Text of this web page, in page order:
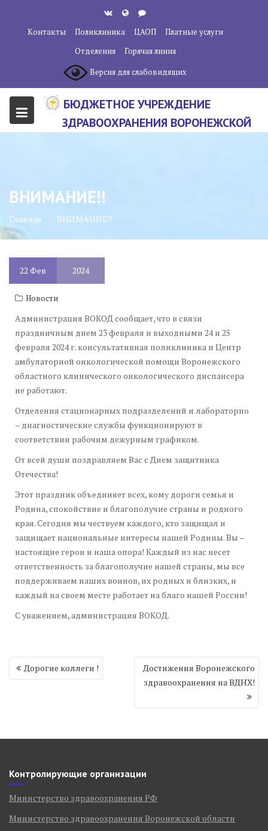
содержанию
Контакты Поликлиника ЦАОП
Платные услуги
Отделения
Горячая линия
Версия для слабовидящих
БЮДЖЕТНОЕ УЧРЕЖДЕНИЕ
ЗДРАВООХРАНЕНИЯ ВОРОНЕЖСКОЙ
ЦЕНТР"
ВНИМАНИЕ!!
Главная ВНИМАНИЕ!!
22 Фев 2024
Новости
Администрация ВОКОД сообщает, что в связи
праздничным днем 23 февраля и выходными 24 и 25
февраля 2024 г. консультативная поликлиника и Центр
амбулаторной онкологической помощи Воронежского
областного клинического онкологического диспансера
не работают.
Отделения стационарных подразделений и лабораторно
– диагностические службы функционируют в
соответствии рабочим дежурным графиком.
От всей души поздравляем Вас с Днем защитника
Отечества!
Этот праздник объединяет всех, кому дороги семья и
Родина, спокойствие и благополучие страны и родного
края. Сегодня мы чествуем каждого, кто защищал и
защищает национальные интересы нашей Родины. Вы –
настоящие герои и наша опора! Каждый из нас несет
ответственность за благополучие нашей страны, мы все
поддерживаем наших воинов, их родных и близких, и
каждый на своем месте работает на благо нашей России!
С уважением, администрация ВОКОД.
Навигация
по
Дорогие коллеги !
Достижения Воронежского
здравоохранения на ВДНХ!
Контролирующие организации
Министерство здравоохранения РФ
Министерство здравоохранения Воронежской области